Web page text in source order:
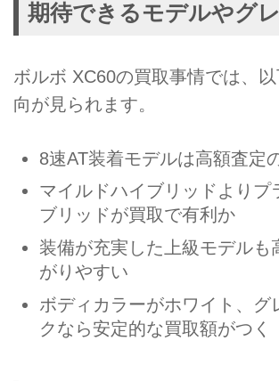
期待できるモデルやグ
ボルボ XC60の買取事情では、
向が見られます。
8速AT装着モデルは高額査定
マイルドハイブリッドよりプ
ブリッドが買取で有利か
装備が充実した上級モデルも
がりやすい
ボディカラーがホワイト、グ
クなら安定的な買取額がつく